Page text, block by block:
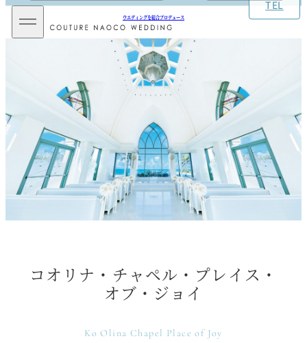
ウエディングを総合プロデュース
TEL
イ
ン
コオリナ・チャペル・プレイス・
オブ・ジョイ
Ko Olina Chapel Place of Joy